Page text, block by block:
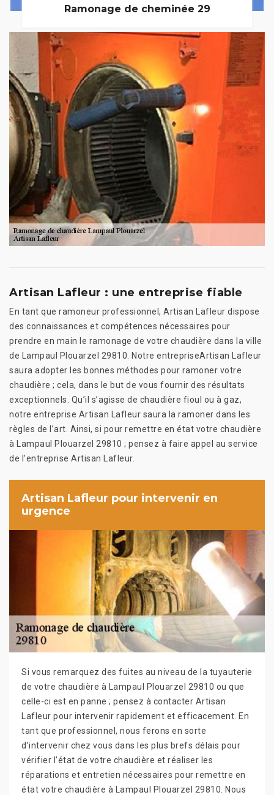
Ramonage de cheminée 29
Artisan Lafleur : une entreprise fiable
En tant que ramoneur professionnel, Artisan Lafleur dispose
des connaissances et compétences nécessaires pour
prendre en main le ramonage de votre chaudière dans la ville
de Lampaul Plouarzel 29810. Notre entrepriseArtisan Lafleur
saura adopter les bonnes méthodes pour ramoner votre
chaudière ; cela, dans le but de vous fournir des résultats
exceptionnels. Qu’il s’agisse de chaudière fioul ou à gaz,
notre entreprise Artisan Lafleur saura la ramoner dans les
règles de l’art. Ainsi, si pour remettre en état votre chaudière
à Lampaul Plouarzel 29810 ; pensez à faire appel au service
de l’entreprise Artisan Lafleur.
Artisan Lafleur pour intervenir en
urgence
Si vous remarquez des fuites au niveau de la tuyauterie
de votre chaudière à Lampaul Plouarzel 29810 ou que
celle-ci est en panne ; pensez à contacter Artisan
Lafleur pour intervenir rapidement et efficacement. En
tant que professionnel, nous ferons en sorte
d’intervenir chez vous dans les plus brefs délais pour
vérifier l’état de votre chaudière et réaliser les
réparations et entretien nécessaires pour remettre en
état votre chaudière à Lampaul Plouarzel 29810. Nous